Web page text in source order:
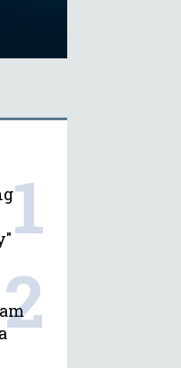
1
2